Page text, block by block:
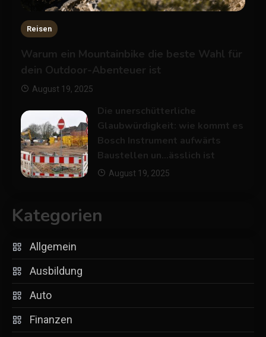
Reisen
Warum ein Mountainbike die beste Wahl für
dein Outdoor-Abenteuer ist
August 19, 2025
Die unerschütterliche
Glaubwürdigkeit: wie kommt es
Bosch Instrument aufwärts
Baustellen un…ässlich ist
August 19, 2025
Kategorien
Allgemein
Ausbildung
Auto
Finanzen